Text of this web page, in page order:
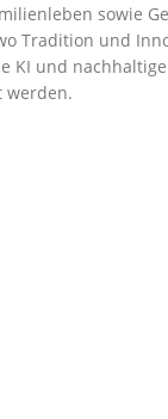
sowie
Tradition und
KI und
werden.